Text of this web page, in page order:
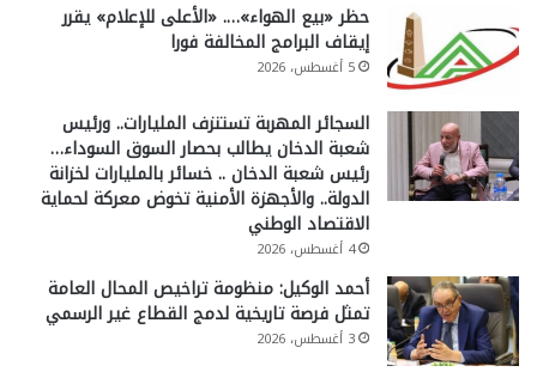
حظر «بيع الهواء»…. «الأعلى للإعلام» يقرر
إيقاف البرامج المخالفة فورا
5 أغسطس، 2026
السجائر المهربة تستنزف المليارات.. ورئيس
شعبة الدخان يطالب بحصار السوق السوداء…
رئيس شعبة الدخان .. خسائر بالمليارات لخزانة
الدولة.. والأجهزة الأمنية تخوض معركة لحماية
الاقتصاد الوطني
4 أغسطس، 2026
أحمد الوكيل: منظومة تراخيص المحال العامة
تمثل فرصة تاريخية لدمج القطاع غير الرسمي
3 أغسطس، 2026